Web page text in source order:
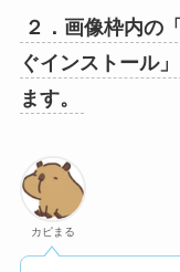
２．画像枠内の
ぐインストール
ます。
カピまる